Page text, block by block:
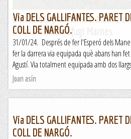
De volteta per Marnes-zona
Bèrnia-senda refugi Marnes
Fent marxa
Via DELS GALLIFANTES. PARET
COLL DE NARGÓ.
31/01/24. Després de fer l'Esperó dels
fer la darrera via equipada què abans han fet
Agustí. Via totalment equipada amb dos
Joan asín
Via DELS GALLIFANTES. PARET
COLL DE NARGÓ.